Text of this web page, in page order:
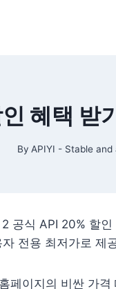
혜택 받
By APIYI - Stable
공식 API 20% 할
전용 최저가로 제
페이지의 비싼 가